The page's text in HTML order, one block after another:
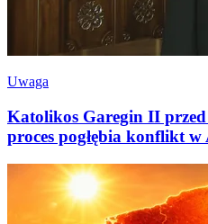
Uwaga
Katolikos Garegin II przed
proces pogłębia konflikt